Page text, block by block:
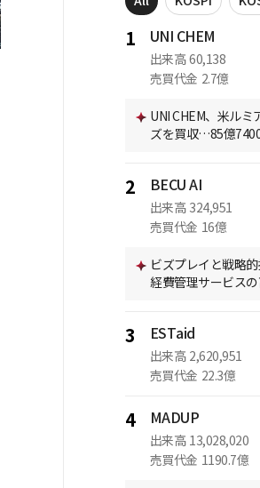
1 UNI CHEM
出来高 60,138
売買代金 2.7億
UNI CHEM、米ルミ
ズを買収…85億
2 BECU AI
出来高 324,951
売買代金 16億
ビズプレイと戦略
経費管理サービス
3 ESTaid
出来高 2,620,951
売買代金 22.3億
4 MADUP
出来高 13,028,020
売買代金 1190.7億